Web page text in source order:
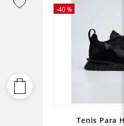
-40 %
Tenis Para